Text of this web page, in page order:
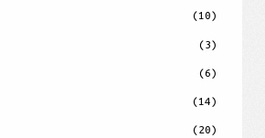
(10)
(3)
(6)
(14)
(20)